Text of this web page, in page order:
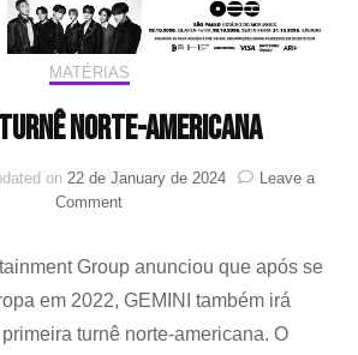
MATÉRIAS
Turnê Norte-Americana
on 22 de January de 2024
Leave a
Commenton
Norte-
Americana
Group anunciou que após se
em 2022, GEMINI também irá
turnê norte-americana. O